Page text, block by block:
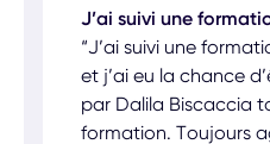
J’ai suivi une
“J’ai suivi une
et j’ai eu la chance
par Dalila Biscaccia
formation. Toujours